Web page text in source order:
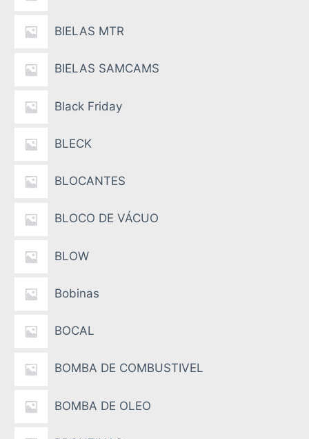
BIELAS MTR
BIELAS SAMCAMS
Black Friday
BLECK
BLOCANTES
BLOCO DE VÁCUO
BLOW
Bobinas
BOCAL
BOMBA DE COMBUSTIVEL
BOMBA DE OLEO